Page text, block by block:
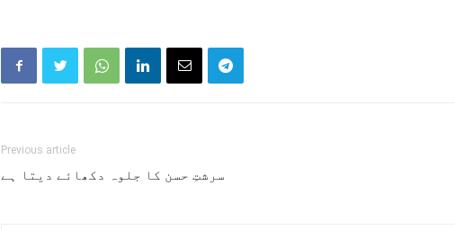
Previous article
سرشتِ حسن کا جلوہ دکھائے دیتا ہے